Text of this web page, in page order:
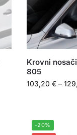
Krovni
805
103,20 € –
-20%